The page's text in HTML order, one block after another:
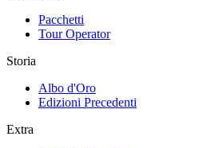
Pacchetti
Tour Operator
Storia
Albo d'Oro
Edizioni Precedenti
Extra